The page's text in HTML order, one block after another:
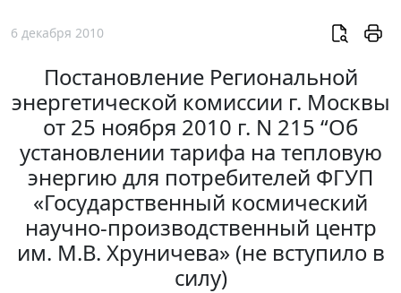
6 декабря 2010
Постановление Региональной
энергетической комиссии г. Москвы
от 25 ноября 2010 г. N 215 “Об
установлении тарифа на тепловую
энергию для потребителей ФГУП
«Государственный космический
научно-производственный центр
им. М.В. Хруничева» (не вступило в
силу)